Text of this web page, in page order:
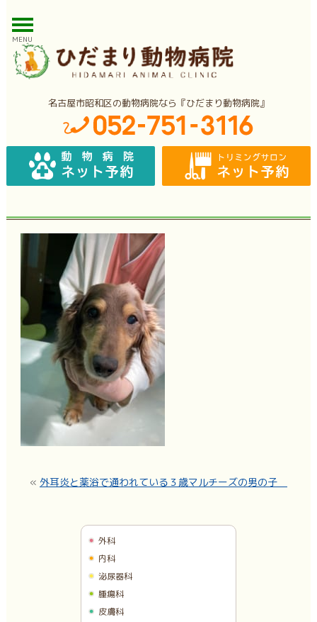
MENU
名古屋市昭和区の動物病院なら『ひだまり動物病院』
« 外耳炎と薬浴で通われている３歳マルチーズの男の子
外科
内科
泌尿器科
腫瘍科
皮膚科